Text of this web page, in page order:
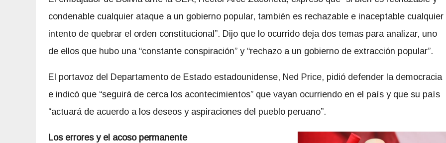
condenable cualquier ataque a un gobierno popular, también es rechazable e inaceptable cualquier
intento de quebrar el orden constitucional”. Dijo que lo ocurrido deja dos temas para analizar, uno
de ellos que hubo una “constante conspiración” y “rechazo a un gobierno de extracción popular”.
El portavoz del Departamento de Estado estadounidense, Ned Price, pidió defender la democracia
e indicó que “seguirá de cerca los acontecimientos” que vayan ocurriendo en el país y que su país
“actuará de acuerdo a los deseos y aspiraciones del pueblo peruano”.
Los errores y el acoso permanente